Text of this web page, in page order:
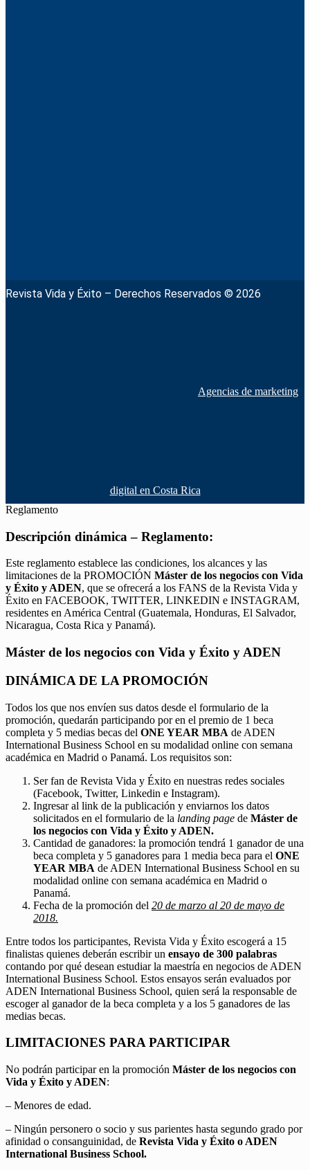
Revista Vida y Éxito – Derechos Reservados © 2026
Agencias de marketing
digital en Costa Rica
Reglamento
Descripción dinámica – Reglamento:
Este reglamento establece las condiciones, los alcances y las
limitaciones de la PROMOCIÓN Máster de los negocios con Vida
y Éxito y ADEN, que se ofrecerá a los FANS de la Revista Vida y
Éxito en FACEBOOK, TWITTER, LINKEDIN e INSTAGRAM,
residentes en América Central (Guatemala, Honduras, El Salvador,
Nicaragua, Costa Rica y Panamá).
Máster de los negocios con Vida y Éxito y ADEN
DINÁMICA DE LA PROMOCIÓN
Todos los que nos envíen sus datos desde el formulario de la
promoción, quedarán participando por en el premio de 1 beca
completa y 5 medias becas del ONE YEAR MBA de ADEN
International Business School en su modalidad online con semana
académica en Madrid o Panamá. Los requisitos son:
Ser fan de Revista Vida y Éxito en nuestras redes sociales
(Facebook, Twitter, Linkedin e Instagram).
Ingresar al link de la publicación y enviarnos los datos
solicitados en el formulario de la landing page de Máster de
los negocios con Vida y Éxito y ADEN.
Cantidad de ganadores: la promoción tendrá 1 ganador de una
beca completa y 5 ganadores para 1 media beca para el ONE
YEAR MBA de ADEN International Business School en su
modalidad online con semana académica en Madrid o
Panamá.
Fecha de la promoción del 20 de marzo al 20 de mayo de
2018.
Entre todos los participantes, Revista Vida y Éxito escogerá a 15
finalistas quienes deberán escribir un ensayo de 300 palabras
contando por qué desean estudiar la maestría en negocios de ADEN
International Business School. Estos ensayos serán evaluados por
ADEN International Business School, quien será la responsable de
escoger al ganador de la beca completa y a los 5 ganadores de las
medias becas.
LIMITACIONES PARA PARTICIPAR
No podrán participar en la promoción Máster de los negocios con
Vida y Éxito y ADEN:
– Menores de edad.
– Ningún personero o socio y sus parientes hasta segundo grado por
afinidad o consanguinidad, de Revista Vida y Éxito o ADEN
International Business School.